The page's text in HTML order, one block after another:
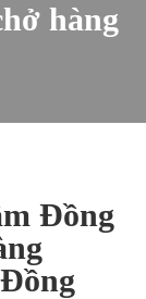
hàng
Đồng